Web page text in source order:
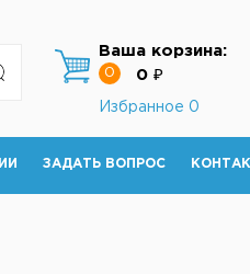
Ваша корзина:
0 0 ₽
Избранное 0
ЗАДАТЬ ВОПРОС